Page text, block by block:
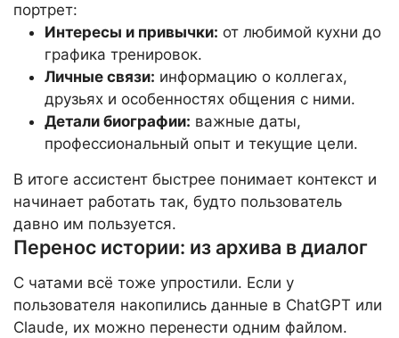
портрет:
Интересы и привычки: от любимой кухни до
графика тренировок.
Личные связи: информацию о коллегах,
друзьях и особенностях общения с ними.
Детали биографии: важные даты,
профессиональный опыт и текущие цели.
В итоге ассистент быстрее понимает контекст и
начинает работать так, будто пользователь
давно им пользуется.
Перенос истории: из архива в диалог
С чатами всё тоже упростили. Если у
пользователя накопились данные в ChatGPT или
Claude, их можно перенести одним файлом.